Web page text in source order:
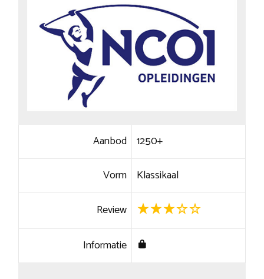
Aanbod 1250+
Vorm Klassikaal
Review
Informatie